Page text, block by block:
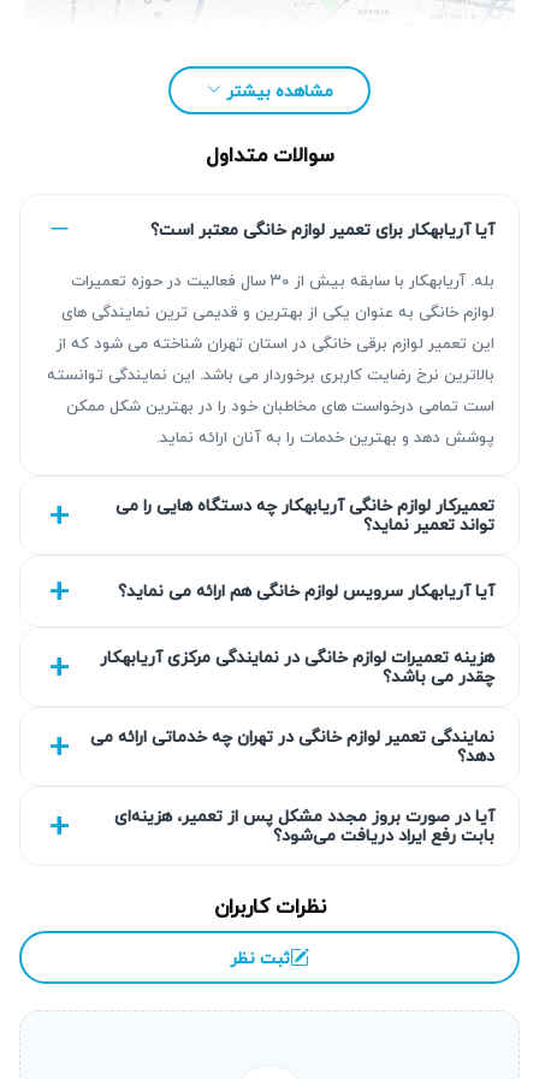
مزیت‌ آریابهکار برای تعمیر یخچال سامسونگ در
شهریار
با تجربه بیش از ۳۰ سال در زمینه تعمیر لوازم خانگی، آریابهکار
نتیجه‌ای قابل اتکا با عیب‌یابی دقیق و تعمیر استاندارد ارائه
می‌دهد. کلیه خدمات شامل گارانتی کتبی ۹۰ روزه است که
تعمیر ضمن رعایت کیفیت، هزینه‌ها شفاف و مطابق نرخ اتحادیه
گارانتی کتبی خدمات
آریابهکار خدمات خود را با گارانتی کتبی ۹۰ روزه ارائه می‌کند که
پوشش‌دهنده هرگونه نقص احتمالی پس از تعمیر است. این
گارانتی به مشتریان اعتماد لازم برای استفاده از خدمات تخصصی
تعمیر را می‌دهد و نشان‌دهنده مسئولیت‌پذیری تیم است. در
هزینه اضافی انجام می‌گیرد.
انتخاب سطح کیفی قطعه به انتخاب شما
برای تعمیر یخچال سامسونگ در شهریار، مشتریان می‌توانند
سطح کیفی قطعات جایگزین را از اقتصادی تا اورجینال انتخاب
مشاهده بیشتر
سوالات متداول
آیا آریابهکار برای تعمیر لوازم خانگی معتبر است؟
بله. آریابهکار با سابقه بیش از ۳۰ سال فعالیت در حوزه تعمیرات
لوازم خانگی به عنوان یکی از بهترین و قدیمی ترین نمایندگی های
این تعمیر لوازم برقی خانگی در استان تهران شناخته می شود که از
بالاترین نرخ رضایت کاربری برخوردار می باشد. این نمایندگی توانسته
است تمامی درخواست های مخاطبان خود را در بهترین شکل ممکن
پوشش دهد و بهترین خدمات را به آنان ارائه نماید.
تعمیرکار لوازم خانگی آریابهکار چه دستگاه هایی را می
تواند تعمیر نماید؟
آیا آریابهکار سرویس لوازم خانگی هم ارائه می نماید؟
هزینه تعمیرات لوازم خانگی در نمایندگی مرکزی آریابهکار
چقدر می باشد؟
نمایندگی تعمیر لوازم خانگی در تهران چه خدماتی ارائه می
دهد؟
آیا در صورت بروز مجدد مشکل پس از تعمیر، هزینه‌ای
بابت رفع ایراد دریافت می‌شود؟
نظرات کاربران
ثبت نظر